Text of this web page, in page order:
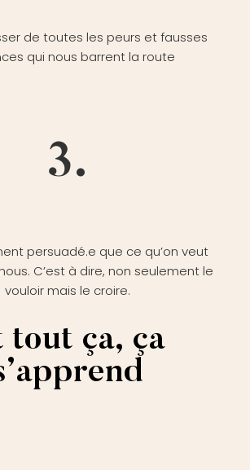
de toutes les peurs et fausses
qui nous barrent la route
3.
persuadé.e que ce qu’on veut
C’est à dire, non seulement le
vouloir mais le croire.
tout ça, ça